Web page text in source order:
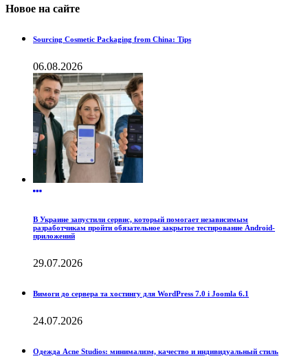
Новое на сайте
Sourcing Cosmetic Packaging from China: Tips
06.08.2026
В Украине запустили сервис, который помогает независимым
разработчикам пройти обязательное закрытое тестирование Android-
приложений
29.07.2026
Вимоги до сервера та хостингу для WordPress 7.0 і Joomla 6.1
24.07.2026
Одежда Acne Studios: минимализм, качество и индивидуальный стиль